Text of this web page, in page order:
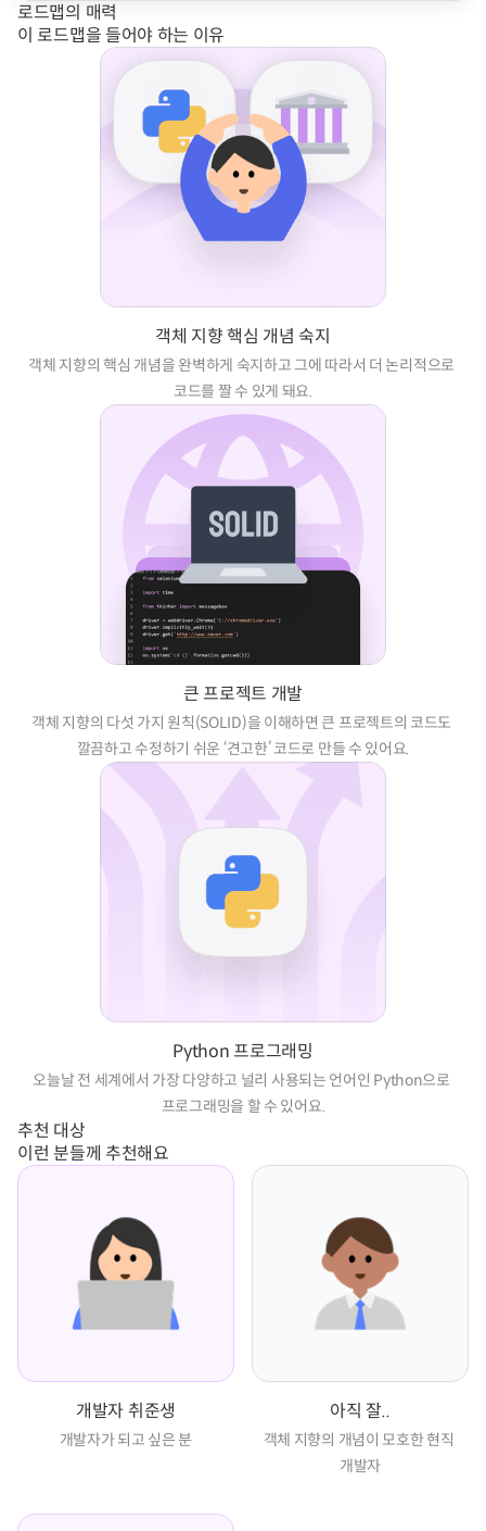
로드맵의 매력
이 로드맵을 들어야 하는 이유
객체 지향 핵심 개념 숙지
객체 지향의 핵심 개념을 완벽하게 숙지하고 그에 따라서 더 논리적으로
코드를 짤 수 있게 돼요.
큰 프로젝트 개발
객체 지향의 다섯 가지 원칙(SOLID)을 이해하면 큰 프로젝트의 코드도
깔끔하고 수정하기 쉬운 ‘견고한’ 코드로 만들 수 있어요.
Python 프로그래밍
오늘날 전 세계에서 가장 다양하고 널리 사용되는 언어인 Python으로
프로그래밍을 할 수 있어요.
추천 대상
이런 분들께 추천해요
개발자 취준생
개발자가 되고 싶은 분
아직 잘..
객체 지향의 개념이 모호한 현직
개발자